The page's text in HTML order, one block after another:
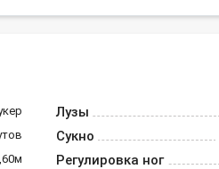
Лузы
Сукно
Регулировка ног